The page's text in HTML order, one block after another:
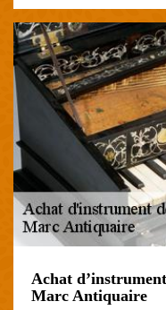
Achat
Marc Antiquaire